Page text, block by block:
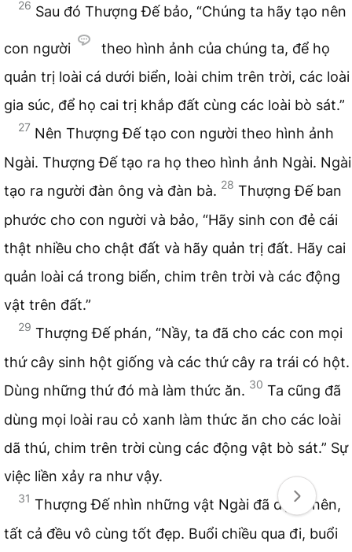
26 Sau đó Thượng Đế bảo, “Chúng ta hãy tạo nên
con người
theo hình ảnh của chúng ta, để họ
quản trị loài cá dưới biển, loài chim trên trời, các loài
gia súc, để họ cai trị khắp đất cùng các loài bò sát.”
27 Nên Thượng Đế tạo con người theo hình ảnh
Ngài. Thượng Đế tạo ra họ theo hình ảnh Ngài. Ngài
tạo ra người đàn ông và đàn bà. 28 Thượng Đế ban
phước cho con người và bảo, “Hãy sinh con đẻ cái
thật nhiều cho chật đất và hãy quản trị đất. Hãy cai
quản loài cá trong biển, chim trên trời và các động
vật trên đất.”
29 Thượng Đế phán, “Nầy, ta đã cho các con mọi
thứ cây sinh hột giống và các thứ cây ra trái có hột.
Dùng những thứ đó mà làm thức ăn. 30 Ta cũng đã
dùng mọi loài rau cỏ xanh làm thức ăn cho các loài
dã thú, chim trên trời cùng các động vật bò sát.” Sự
việc liền xảy ra như vậy.
31 Thượng Đế nhìn những vật Ngài đã dựng nên,
tất cả đều vô cùng tốt đẹp. Buổi chiều qua đi, buổi